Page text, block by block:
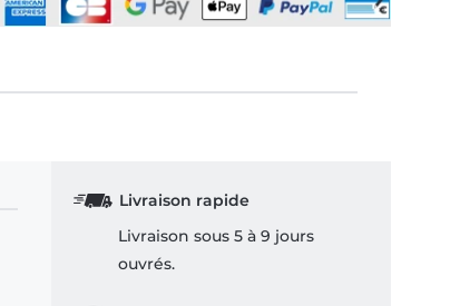
Livraison rapide
Livraison sous 5 à 9 jours
ouvrés.